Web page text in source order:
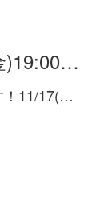
)19:00…
！11/17(…